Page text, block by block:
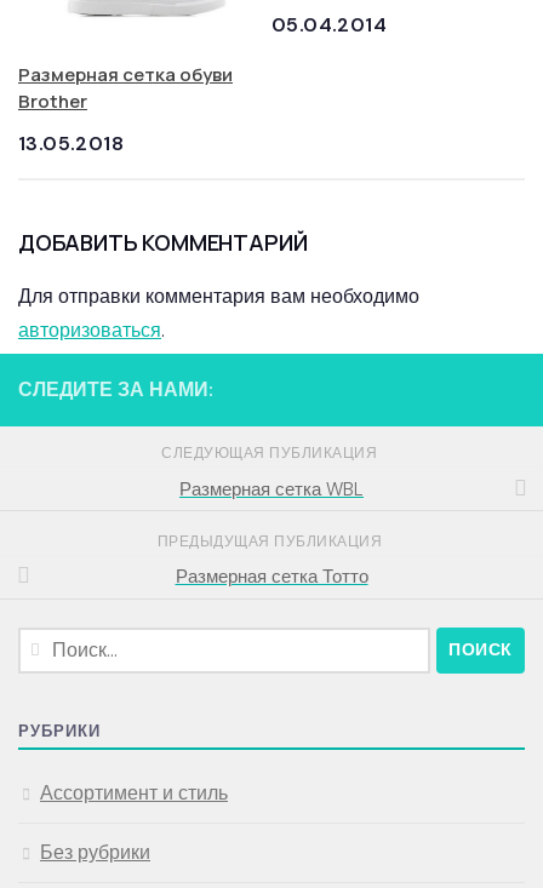
Размерная сетка обуви
Brother
13.05.2018
05.04.2014
ДОБАВИТЬ КОММЕНТАРИЙ
Для отправки комментария вам необходимо
авторизоваться.
СЛЕДИТЕ ЗА НАМИ:
СЛЕДУЮЩАЯ ПУБЛИКАЦИЯ
Размерная сетка WBL
ПРЕДЫДУЩАЯ ПУБЛИКАЦИЯ
Размерная сетка Тотто
Найти:
РУБРИКИ
Ассортимент и стиль
Без рубрики